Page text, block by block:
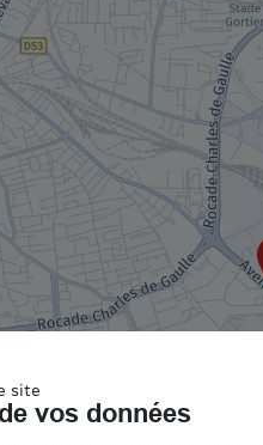
site
vos données